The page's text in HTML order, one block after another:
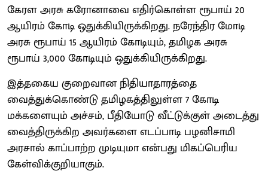
கேரள அரசு கரோனாவை எதிர்கொள்ள ரூபாய் 20
ஆயிரம் கோடி ஒதுக்கியிருக்கிறது. நரேந்திர மோடி
அரசு ரூபாய் 15 ஆயிரம் கோடியும், தமிழக அரசு
ரூபாய் 3,000 கோடியும் ஒதுக்கியிருக்கிறது.
இத்தகைய குறைவான நிதியாதாரத்தை
வைத்துக்கொண்டு தமிழகத்திலுள்ள 7 கோடி
மக்களையும் அச்சம், பீதியோடு வீட்டுக்குள் அடைத்து
வைத்திருக்கிற அவர்களை எடப்பாடி பழனிசாமி
அரசால் காப்பாற்ற முடியுமா என்பது மிகப்பெரிய
கேள்விக்குறியாகும்.